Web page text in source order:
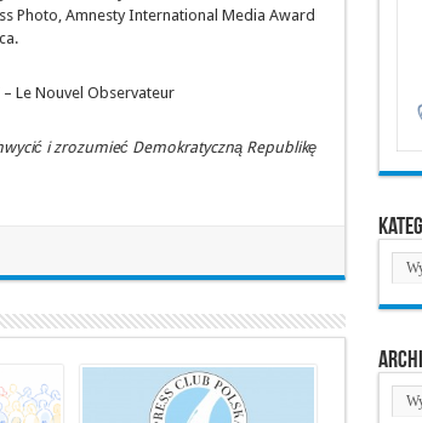
Photo, Amnesty International Media Award
– Le Nouvel Observateur
i zrozumieć Demokratyczną Republikę